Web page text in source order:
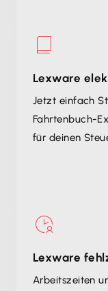
Lexware
Jetzt einfach
Fahrtenbuch-
für deinen
Lexware
Arbeitszeiten